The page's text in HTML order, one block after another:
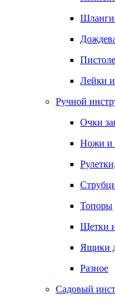
Шланги
Лейки
Ручной
Очки
Ножи и
Топоры
Щетки
Ящики
Разное
Садовый